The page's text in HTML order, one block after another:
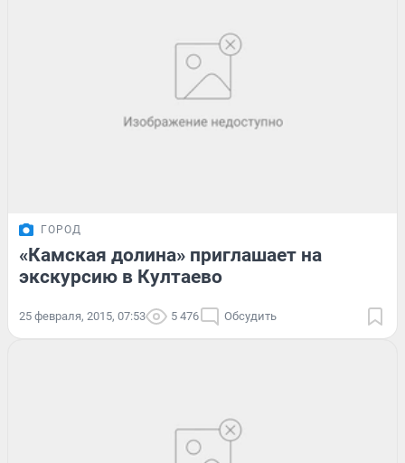
ГОРОД
«Камская долина» приглашает на
экскурсию в Култаево
25 февраля, 2015, 07:53 5 476 Обсудить